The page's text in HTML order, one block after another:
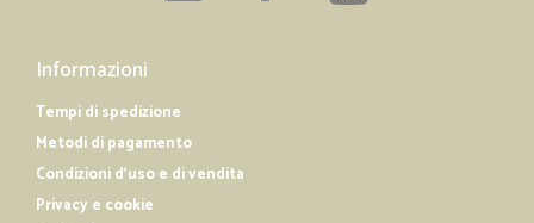
Informazioni
Tempi di spedizione
Metodi di pagamento
Condizioni d'uso e di vendita
Privacy e cookie